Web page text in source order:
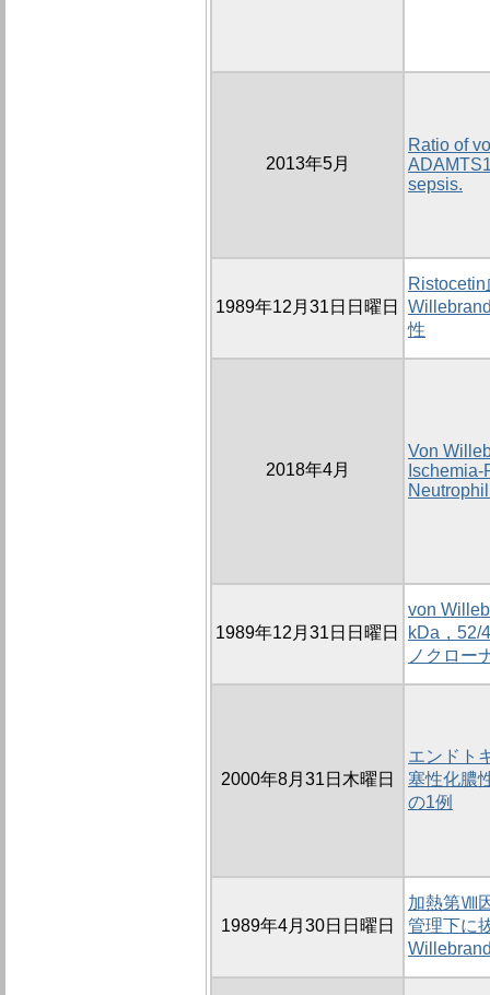
2013年5月
Ratio of
sepsis.
1989年12月31日日曜日
性
2018年4月
Von
1989年12月31日日曜日
von
kDa，52/
ノクロー
2000年8月31日木曜日
エンドト
塞性化膿
の1例
1989年4月30日日曜日
加熱第Ⅷ
管理下に